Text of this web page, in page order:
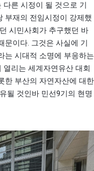
다른 시정이 될 것으로 기
부재의 전임시정이 강제했
시민사회가 추구했던 바
문이다. 그것은 사실에 기
는 시대적 소명에 부응하는
열리는 세계자연유산 대회
한 부산의 자연자산에 대한
될 것인바 민선9기의 현명